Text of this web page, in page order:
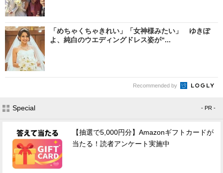
「めちゃくちゃきれい」「女神様みたい」 ゆきぽ
よ、純白のウエディングドレス姿が“...
Recommended by
Special - PR -
【抽選で5,000円分】Amazonギフトカードが
当たる！読者アンケート実施中